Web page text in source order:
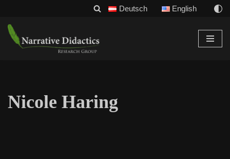
Zum
Inhalt
Deutsch English
Nicole Haring